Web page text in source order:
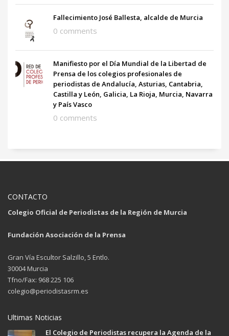
Fallecimiento José Ballesta, alcalde de Murcia
0 comments
Manifiesto por el Día Mundial de la Libertad de
Prensa de los colegios profesionales de
periodistas de Andalucía, Asturias, Cantabria,
Castilla y León, Galicia, La Rioja, Murcia, Navarra
y País Vasco
0 comments
CONTACTO
Colegio Oficial de Periodistas de la Región de Murcia
Fundación Asociación de la Prensa
Gran Vía Escultor Salzillo, 5 Entlo.
30004 Murcia
Tfno/Fax: 968 225 106
colegio@periodistasrm.es
Ultimas Noticias
El Colegio de Periodistas recupera la Agenda de la